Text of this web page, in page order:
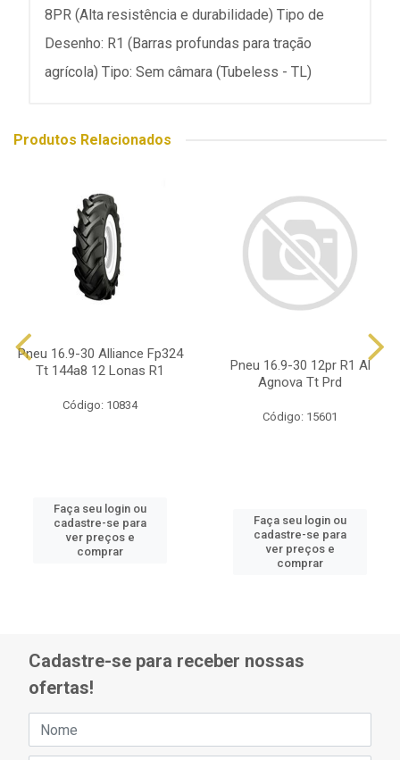
8PR (Alta resistência e durabilidade) Tipo de
Desenho: R1 (Barras profundas para tração
agrícola) Tipo: Sem câmara (Tubeless - TL)
Produtos Relacionados
Pneu 16.9-30 Alliance Fp324
Tt 144a8 12 Lonas R1
Código: 10834
Faça seu login ou
cadastre-se para
ver preços e
comprar
Pneu 16.9-30 12pr R1 Al
Agnova Tt Prd
Código: 15601
Faça seu login ou
cadastre-se para
ver preços e
comprar
Cadastre-se para receber nossas
ofertas!